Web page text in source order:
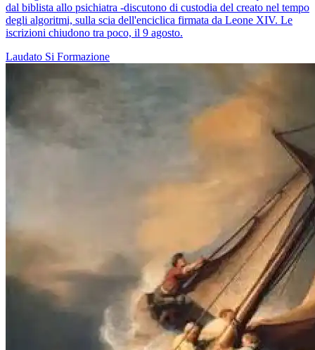
dal biblista allo psichiatra -discutono di custodia del creato nel tempo
degli algoritmi, sulla scia dell'enciclica firmata da Leone XIV. Le
iscrizioni chiudono tra poco, il 9 agosto.
Laudato Si Formazione